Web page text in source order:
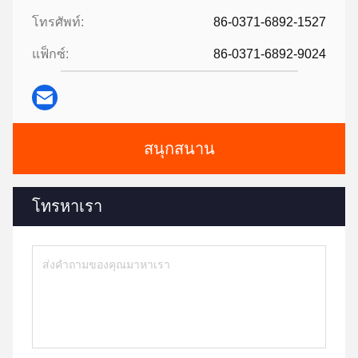
โทรศัพท์: 86-0371-6892-1527
แฟ็กซ์: 86-0371-6892-9024
สนุกสนาน
โทรหาเรา